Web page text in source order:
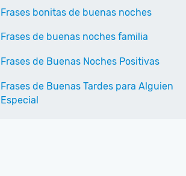
Frases bonitas de buenas noches
Frases de buenas noches familia
Frases de Buenas Noches Positivas
Frases de Buenas Tardes para Alguien
Especial